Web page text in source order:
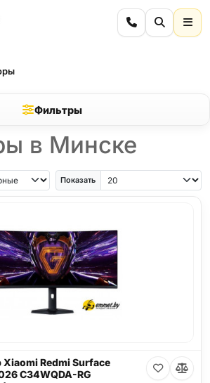
Фильтры
в Минске
Показать
Redmi Surface
C34WQDA-RG